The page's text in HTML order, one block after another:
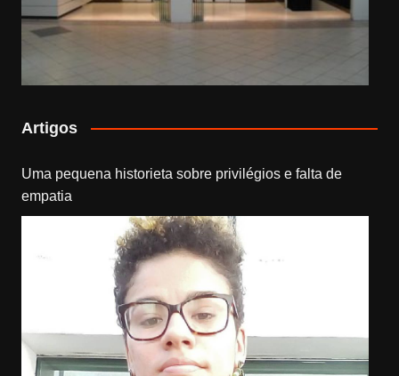
Artigos
Uma pequena historieta sobre privilégios e falta de
empatia